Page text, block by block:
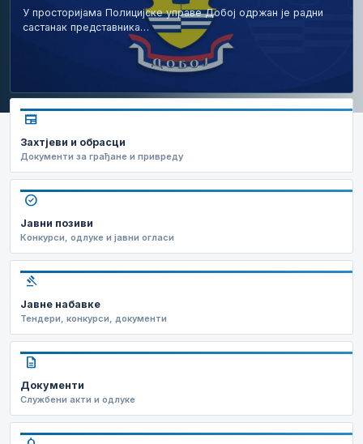
У просторијама Полицијске управе Добој одржан је радни
састанак представника…
newspaper
Захтјеви и обрасци
Документи за грађане и привреду
check_circle
Јавни позиви
Конкурси, одлуке и јавни огласи
gavel
Јавне набавке
Тендери, конкурси, документи
description
Документи
Службени акти и одлуке